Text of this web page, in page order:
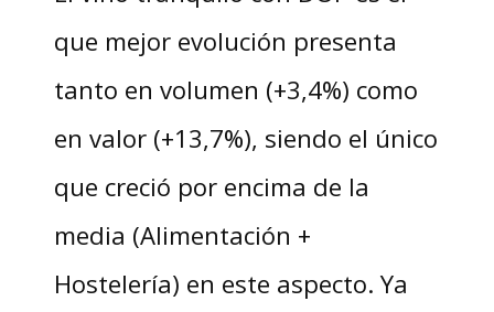
que mejor evolución presenta
tanto en volumen (+3,4%) como
en valor (+13,7%), siendo el único
que creció por encima de la
media (Alimentación +
Hostelería) en este aspecto. Ya